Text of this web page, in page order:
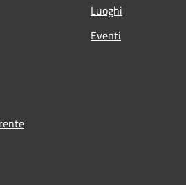
Luoghi
Eventi